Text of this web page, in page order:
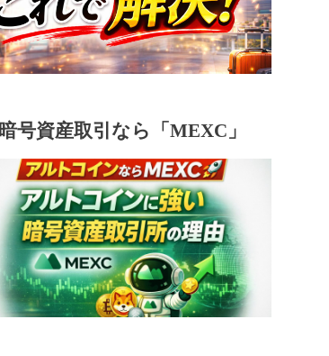
暗号資産取引なら「MEXC」